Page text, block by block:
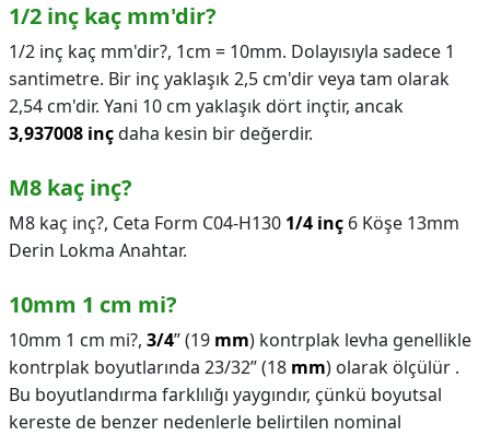
1/2 inç kaç mm'dir?
1/2 inç kaç mm'dir?, 1cm = 10mm. Dolayısıyla sadece 1
santimetre. Bir inç yaklaşık 2,5 cm'dir veya tam olarak
2,54 cm'dir. Yani 10 cm yaklaşık dört inçtir, ancak
3,937008 inçdaha kesin bir değerdir.
M8 kaç inç?
M8 kaç inç?, Ceta Form C04-H130 1/4 inç 6 Köşe 13mm
Derin Lokma Anahtar.
10mm 1 cm mi?
10mm 1 cm mi?, 3/4” (19 mm) kontrplak levha genellikle
kontrplak boyutlarında 23/32” (18 mm) olarak ölçülür .
Bu boyutlandırma farklılığı yaygındır, çünkü boyutsal
kereste de benzer nedenlerle belirtilen nominal